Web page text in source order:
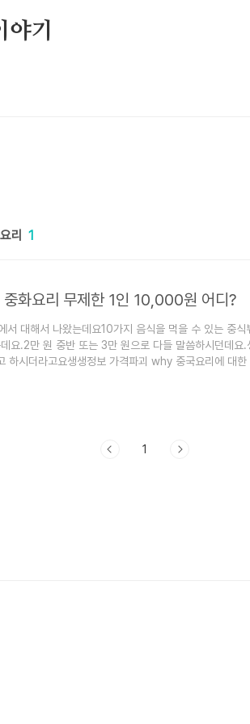
기
리 1
화요리 무제한 1인 10,000원 어디?
서 대해서 나왔는데요10가지 음식을 먹을 수 있는 중식
요.2만 원 중반 또는 3만 원으로 다들 말씀하시던데요.
시더라고요생생정보 가격파괴 why 중국요리에 대한
했어요중식뷔페가 1만 원에 먹을 수 있는 것도 신기
1